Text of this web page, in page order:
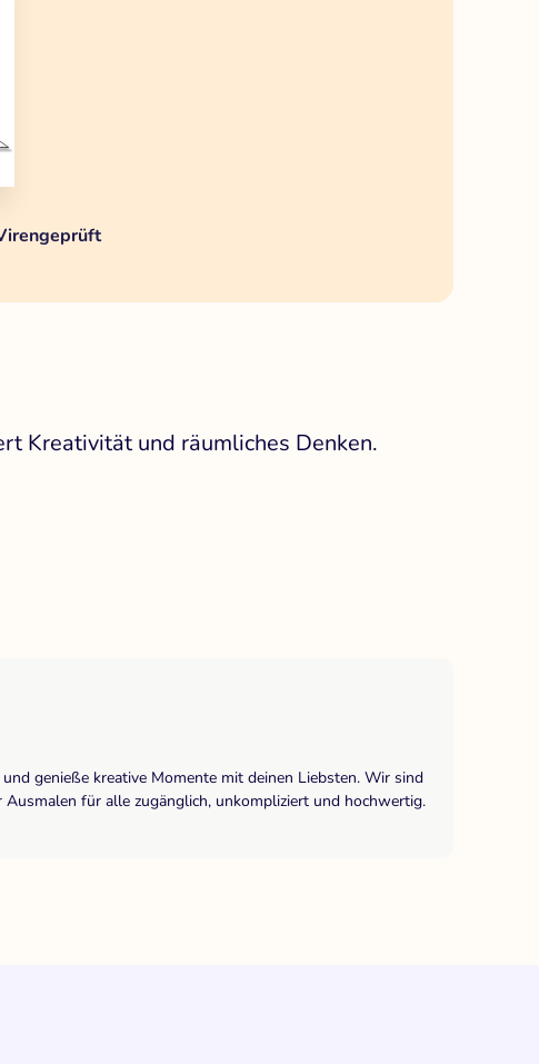
Kreativität und räumliches Denken.
genieße kreative Momente mit deinen Liebsten. Wir sind
Ausmalen für alle zugänglich, unkompliziert und hochwertig.